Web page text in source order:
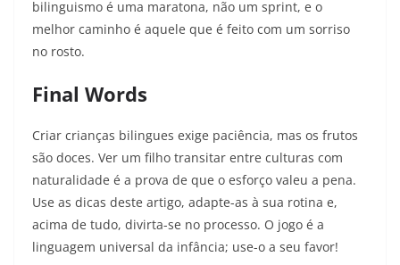
bilinguismo é uma maratona, não um sprint, e o
melhor caminho é aquele que é feito com um sorriso
no rosto.
Final Words
Criar crianças bilingues exige paciência, mas os frutos
são doces. Ver um filho transitar entre culturas com
naturalidade é a prova de que o esforço valeu a pena.
Use as dicas deste artigo, adapte-as à sua rotina e,
acima de tudo, divirta-se no processo. O jogo é a
linguagem universal da infância; use-o a seu favor!